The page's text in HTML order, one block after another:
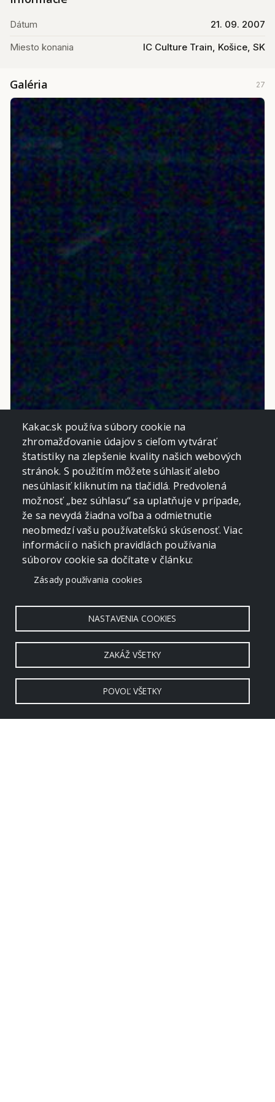
Galéria 27
Dátum
21. 09. 2007
Miesto konania
IC Culture Train, Košice, SK
Kakac.sk používa súbory cookie na
zhromažďovanie údajov s cieľom vytvárať
štatistiky na zlepšenie kvality našich webových
stránok. S použitím môžete súhlasiť alebo
nesúhlasiť kliknutím na tlačidlá. Predvolená
možnosť „bez súhlasu“ sa uplatňuje v prípade,
že sa nevydá žiadna voľba a odmietnutie
neobmedzí vašu používateľskú skúsenosť. Viac
informácií o našich pravidlách používania
súborov cookie sa dočítate v článku:
Zásady používania cookies
NASTAVENIA COOKIES
ZAKÁŽ VŠETKY
POVOĽ VŠETKY